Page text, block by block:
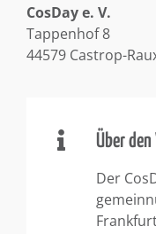
CosDay e. V.
Tappenhof 8
44579 Castrop-
Über den
Der